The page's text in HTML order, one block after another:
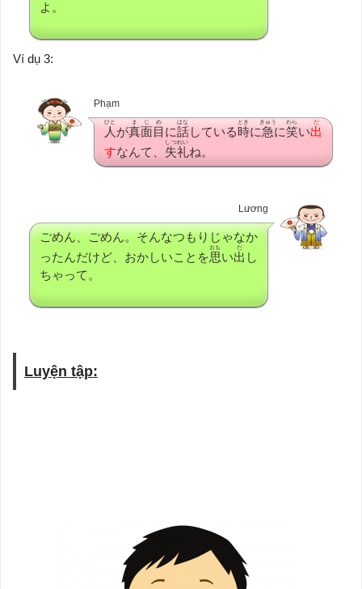
よ。
Ví dụ 3:
Phạm
人
ひと
が真面目
まじめ
に話
はな
している時
とき
に急
きゅう
に笑
わら
い出
だ
すなんて、 失礼
しつれい
ね。
Lương
ごめん、ごめん。そんなつもりじゃなか
ったんだけど、おかしいことを思
おも
い出
だ
し
ちゃって。
Luyện tập: